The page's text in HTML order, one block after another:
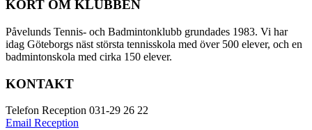
KORT OM KLUBBEN
Påvelunds Tennis- och Badmintonklubb grundades 1983. Vi har
idag Göteborgs näst största tennisskola med över 500 elever, och en
badmintonskola med cirka 150 elever.
KONTAKT
Telefon Reception 031-29 26 22
Email Reception